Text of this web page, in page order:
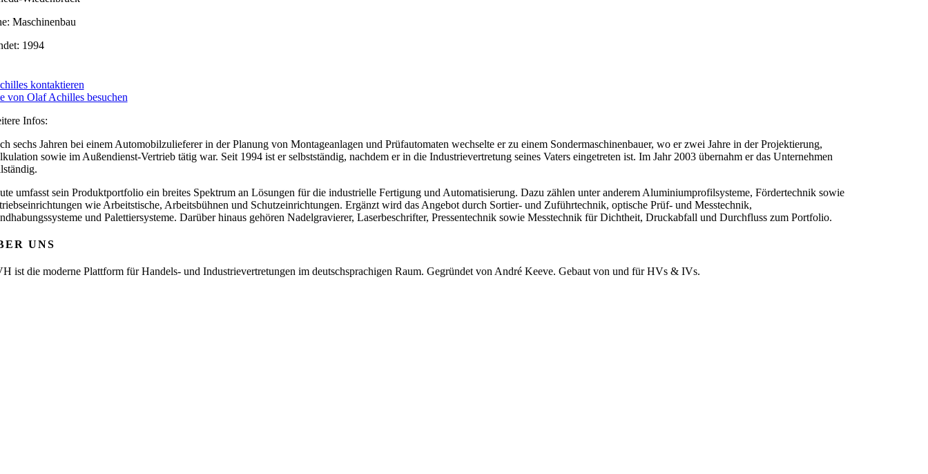
Maschinenbau
1994
kontaktieren
von Olaf Achilles besuchen
Infos:
sechs Jahren bei einem Automobilzulieferer in der Planung von Montageanlagen und Prüfautomaten wechselte er zu einem Sondermaschinenbauer, wo er zwei Jahre in der Projektierung,
sowie im Außendienst-Vertrieb tätig war. Seit 1994 ist er selbstständig, nachdem er in die Industrievertretung seines Vaters eingetreten ist. Im Jahr 2003 übernahm er das Unternehmen
umfasst sein Produktportfolio ein breites Spektrum an Lösungen für die industrielle Fertigung und Automatisierung. Dazu zählen unter anderem Aluminiumprofilsysteme, Fördertechnik sowie
wie Arbeitstische, Arbeitsbühnen und Schutzeinrichtungen. Ergänzt wird das Angebot durch Sortier- und Zuführtechnik, optische Prüf- und Messtechnik,
und Palettiersysteme. Darüber hinaus gehören Nadelgravierer, Laserbeschrifter, Pressentechnik sowie Messtechnik für Dichtheit, Druckabfall und Durchfluss zum Portfolio.
UNS
ist die moderne Plattform für Handels- und Industrievertretungen im deutschsprachigen Raum. Gegründet von André Keeve. Gebaut von und für HVs & IVs.